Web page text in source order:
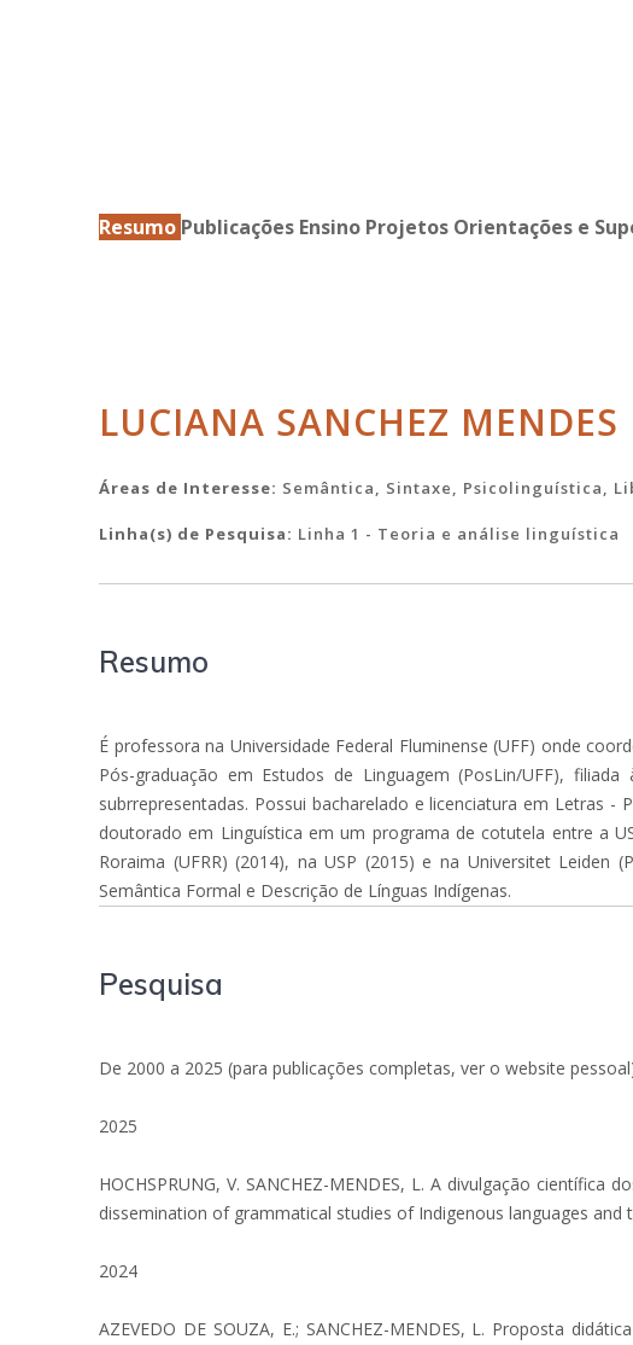
Resumo Publicações Ensino Projetos Orientações e
LUCIANA SANCHEZ MENDES
Áreas de Interesse: Semântica, Sintaxe, Psicolinguística,
Linha(s) de Pesquisa: Linha 1 - Teoria e análise linguística
Resumo
É professora na Universidade Federal Fluminense (UFF) onde
Pós-graduação em Estudos de Linguagem (PosLin/UFF),
subrrepresentadas. Possui bacharelado e licenciatura em Letras -
doutorado em Linguística em um programa de cotutela entre a
Roraima (UFRR) (2014), na USP (2015) e na Universitet
Semântica Formal e Descrição de Línguas Indígenas.
Pesquisa
De 2000 a 2025 (para publicações completas, ver o website
2025
HOCHSPRUNG, V. SANCHEZ-MENDES, L. A divulgação
dissemination of grammatical studies of Indigenous languages
2024
AZEVEDO DE SOUZA, E.; SANCHEZ-MENDES, L. Proposta